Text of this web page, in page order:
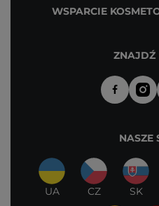
WSPARCIE
ZNAJDŹ
NASZE
UA CZ SK